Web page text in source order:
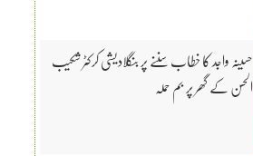
حسینہ واجد کا خطاب سننے پر بنگلادیشی کرکٹر شکیب
الحسن کے گھر پر بم حملہ